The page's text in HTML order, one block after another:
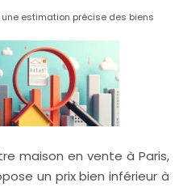
estimation précise des biens
maison en vente à Paris,
un prix bien inférieur à